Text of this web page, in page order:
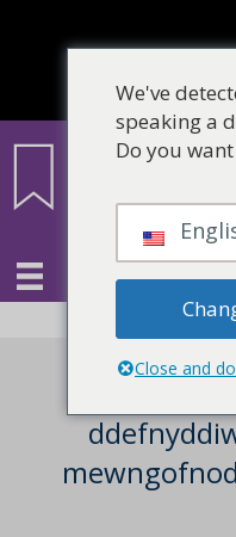
Mae
We've
speaking a
Do you
Close and